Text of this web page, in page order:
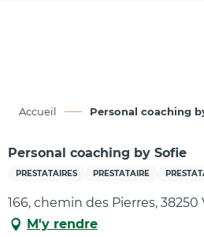
Accueil Personal coaching
Personal coaching by Sofie
PRESTATAIRES PRESTATAIRE
166, chemin des Pierres,
M'y rendre